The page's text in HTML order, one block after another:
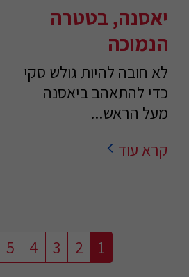
יאסנה, בטטרה
הנמוכה
לא חובה להיות גולש סקי
כדי להתאהב ביאסנה
מעל הראש...
קרא עוד
1
2
3
4
5